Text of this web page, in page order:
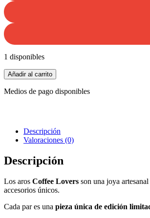
1 disponibles
Collar
Coffee
Lovers
Añadir al carrito
Medios de pago disponibles
Descripción
Valoraciones (0)
Descripción
Los aros Coffee Lovers son una joya
accesorios únicos.
Cada par es una pieza única de edición